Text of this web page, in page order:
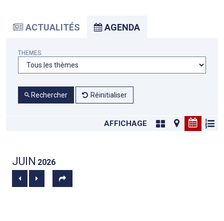
ACTUALITÉS AGENDA
THEMES
Rechercher Réinitialiser
AFFICHAGE
JUIN 2026